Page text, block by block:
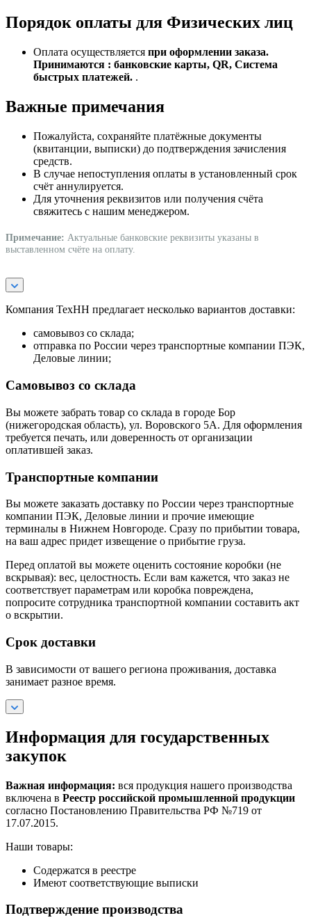
Порядок оплаты для Физических лиц
Оплата осуществляется при оформлении заказа.
Принимаются : банковские карты, QR, Система
быстрых платежей. .
Важные примечания
Пожалуйста, сохраняйте платёжные документы
(квитанции, выписки) до подтверждения зачисления
средств.
В случае непоступления оплаты в установленный срок
счёт аннулируется.
Для уточнения реквизитов или получения счёта
свяжитесь с нашим менеджером.
Примечание: Актуальные банковские реквизиты указаны в
выставленном счёте на оплату.
Компания ТехНН предлагает несколько вариантов доставки:
самовывоз со склада;
отправка по России через транспортные компании ПЭК,
Деловые линии;
Самовывоз со склада
Вы можете забрать товар со склада в городе Бор
(нижегородская область), ул. Воровского 5А. Для оформления
требуется печать, или доверенность от организации
оплатившей заказ.
Транспортные компании
Вы можете заказать доставку по России через транспортные
компании ПЭК, Деловые линии и прочие имеющие
терминалы в Нижнем Новгороде. Сразу по прибытии товара,
на ваш адрес придет извещение о прибытие груза.
Перед оплатой вы можете оценить состояние коробки (не
вскрывая): вес, целостность. Если вам кажется, что заказ не
соответствует параметрам или коробка повреждена,
попросите сотрудника транспортной компании составить акт
о вскрытии.
Срок доставки
В зависимости от вашего региона проживания, доставка
занимает разное время.
Информация для государственных
закупок
Важная информация: вся продукция нашего производства
включена в Реестр российской промышленной продукции
согласно Постановлению Правительства РФ №719 от
17.07.2015.
Наши товары:
Содержатся в реестре
Имеют соответствующие выписки
Подтверждение производства